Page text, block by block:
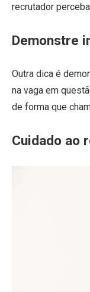
recrutador
Demonstre
Outra dica é
na vaga em
de forma que
Cuidado ao